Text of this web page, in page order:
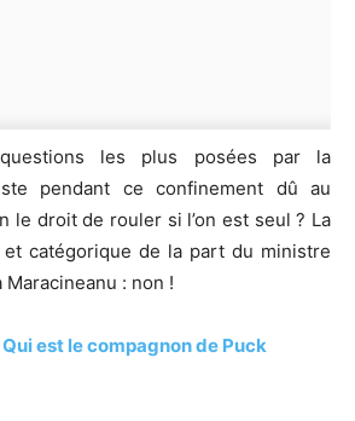
questions les plus posées par la
pendant ce confinement dû au
le droit de rouler si l’on est seul ? La
catégorique de la part du ministre
: non !
Qui est le compagnon de Puck